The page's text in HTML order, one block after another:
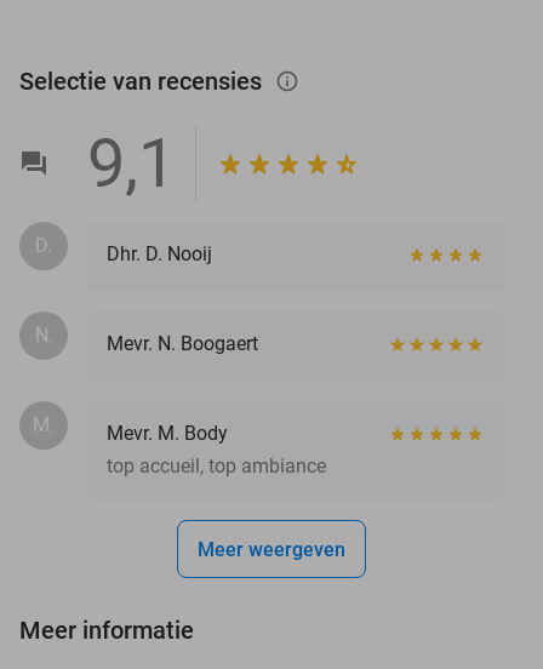
Selectie van recensies info_outlined
9,1
D. Dhr. D. Nooij
N. Mevr. N. Boogaert
M.
Mevr. M. Body
top accueil, top ambiance
Meer weergeven
Meer informatie